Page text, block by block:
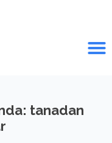
tanadan